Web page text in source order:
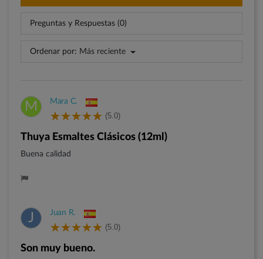
Preguntas y Respuestas (0)
Ordenar por: Más reciente
M Mara C.
(5.0)
Thuya Esmaltes Clásicos (12ml)
Buena calidad
J Juan R.
(5.0)
Son muy bueno.